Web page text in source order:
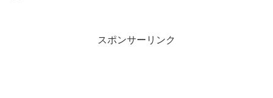
スポンサーリンク